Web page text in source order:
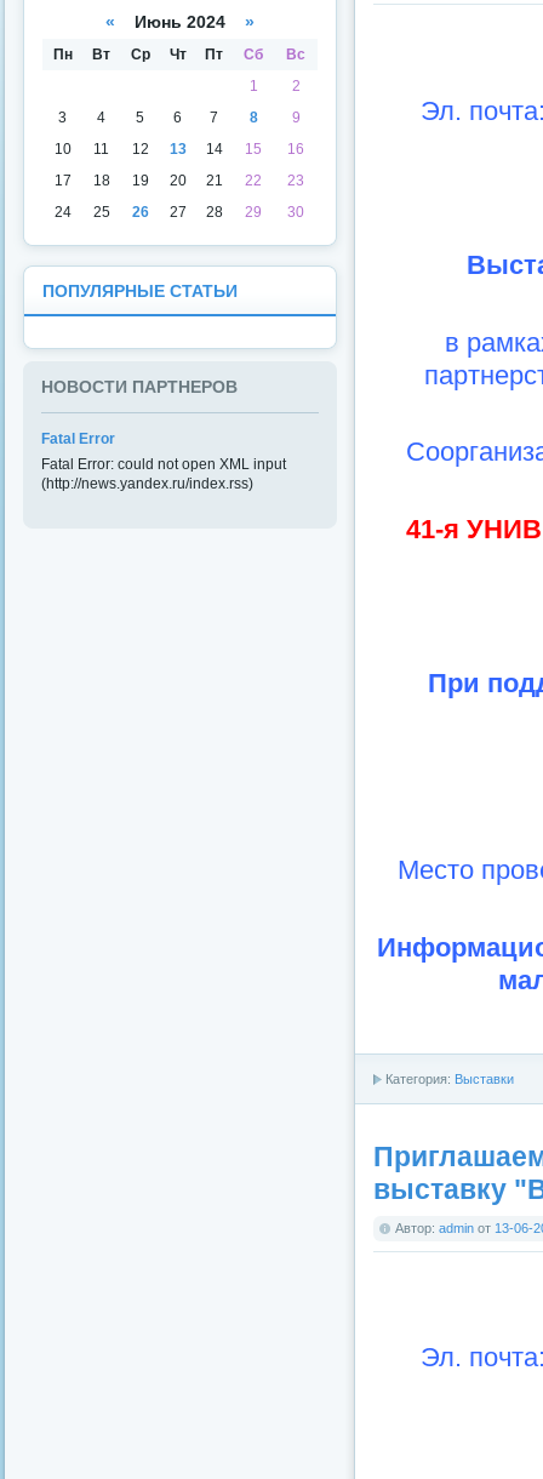
Эл.
в
41-я
При
Место
Категория: Выставки
выставку
Автор: admin от 13-06-
Эл.
« Июнь 2024 »
Пн Вт Ср Чт Пт Сб
Вс
1
2
3
4 5 6 7 8
9
10
11 12 13 14 15
16
17
18 19 20 21 22
23
24
25 26 27 28 29 30
ПОПУЛЯРНЫЕ СТАТЬИ
НОВОСТИ ПАРТНЕРОВ
Fatal Error
Fatal Error: could not open XML input
(http://news.yandex.ru/index.rss)